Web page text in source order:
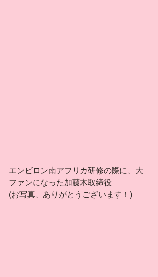
エンビロン南アフリカ研修の際に、大
ファンになった加藤木取締役
(お写真、ありがとうございます！)